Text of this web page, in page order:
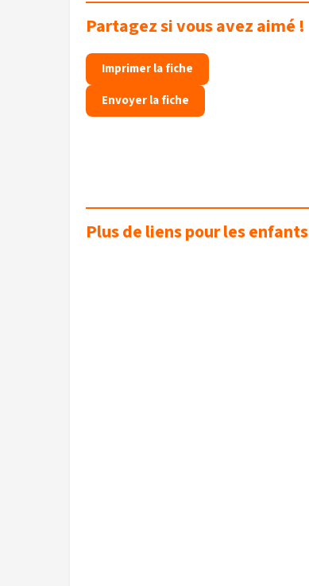
Partagez si vous avez aimé !
Imprimer la fiche
Envoyer la fiche
Plus de liens pour les enfants